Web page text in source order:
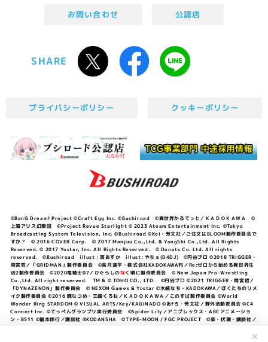
✕
お問い合わせ 公認店
SHARE
プライバシーポリシー クッキーポリシー
©BanG Dream! Project ©Craft Egg Inc. ©Bushiroad ©異世界かるてっと／ＫＡＤＯＫＡＷＡ ©
上海アリス幻樂団 ©Project Revue Starlight © 2023 Ateam Entertainment Inc. ©Tokyo
Broadcasting System Television, Inc. ©Bushiroad ©Koi・芳文社／ご注文はBLOOM製作委員会で
すか？ © 2016 COVER Corp. © 2017 Manjuu Co.,Ltd. & YongShi Co.,Ltd. All Rights
Reserved. © 2017 Yostar, Inc. All Rights Reserved. © Donuts Co. Ltd. All rights
reserved. ©Bushiroad illust：西あすか illust: やちぇ(D4DJ) ©円谷プロ ©2018 TRIGGER・
雨宮哲／「GRIDMAN」製作委員会 ©長月達平・株式会社KADOKAWA刊／Re:ゼロから始める異世界生
活2製作委員会 ©2020竜騎士07／ひぐらしのなく頃に製作委員会 © New Japan Pro-Wrestling
Co.,Ltd. All right reserved. TM & © TOHO CO., LTD. ©円谷プロ ©2021 TRIGGER・雨宮哲／
「DYNAZENON」製作委員会 © NEXON Games & Yostar ©木緒なち・KADOKAWA／ぼくたちのリメ
イク製作委員会 ©2016 暁なつめ・三嶋くろね／ＫＡＤＯＫＡＷＡ／このすば製作委員会 ©World
Wonder Ring STARDOM © VISUAL ARTS/Key/KAGINADO ©あfろ・芳文社／野外活動委員会 ©C4
Connect Inc. ©てっぺんグランプリ実行委員会 ©Spider Lily／アニプレックス・ABCアニメーショ
ン・BS11 ©福本伸行／講談社 ®KODANSHA ©TYPE-MOON / FGC PROJECT ©柴・伏瀬・講談社／